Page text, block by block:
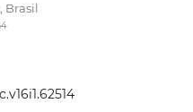
Brasil